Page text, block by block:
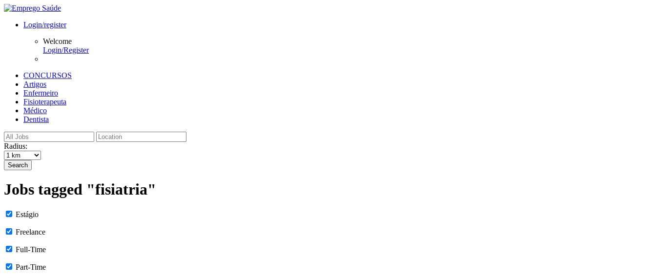
Login/register
Welcome
Login/Register
CONCURSOS
Artigos
Enfermeiro
Fisioterapeuta
Médico
Dentista
Radius:
Search
Jobs tagged "fisiatria"
Estágio
Freelance
Full-Time
Part-Time